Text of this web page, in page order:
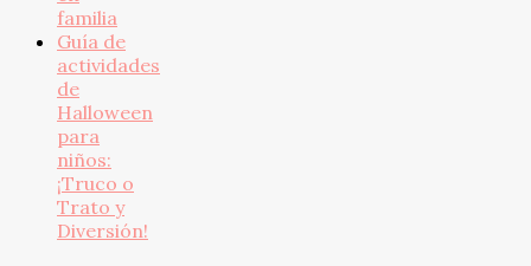
familia
Guía de
actividades
de
Halloween
para
niños:
¡Truco o
Trato y
Diversión!